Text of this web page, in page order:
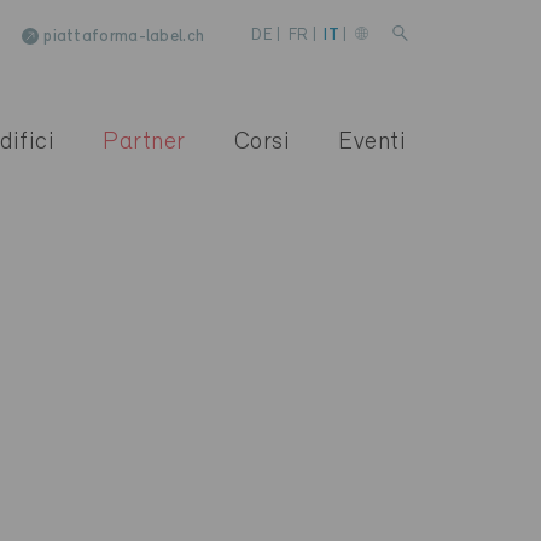
piattaforma-label.ch DE FR IT
Partner Corsi Eventi